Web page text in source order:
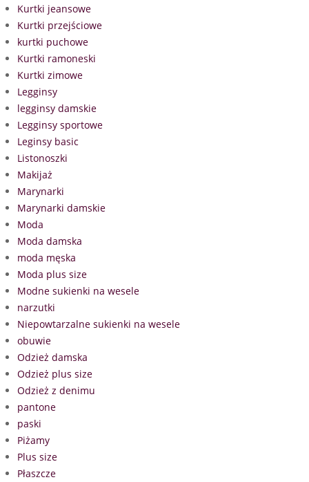
Kurtki jeansowe
Kurtki przejściowe
kurtki puchowe
Kurtki ramoneski
Kurtki zimowe
Legginsy
legginsy damskie
Legginsy sportowe
Leginsy basic
Listonoszki
Makijaż
Marynarki
Marynarki damskie
Moda
Moda damska
moda męska
Moda plus size
Modne sukienki na wesele
narzutki
Niepowtarzalne sukienki na wesele
obuwie
Odzież damska
Odzież plus size
Odzież z denimu
pantone
paski
Piżamy
Plus size
Płaszcze